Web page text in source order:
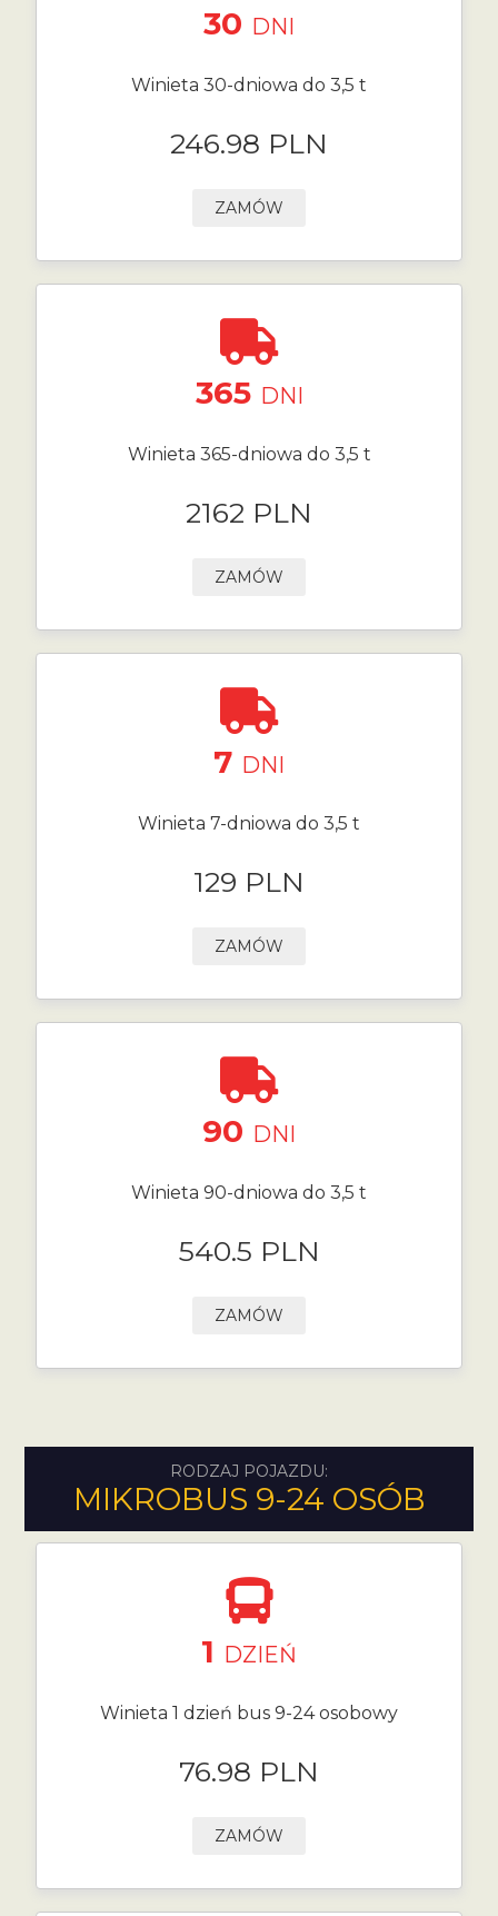
30 DNI
Winieta 30-dniowa do 3,5 t
246.98 PLN
ZAMÓW
365 DNI
Winieta 365-dniowa do 3,5 t
2162 PLN
ZAMÓW
7 DNI
Winieta 7-dniowa do 3,5 t
129 PLN
ZAMÓW
90 DNI
Winieta 90-dniowa do 3,5 t
540.5 PLN
ZAMÓW
RODZAJ POJAZDU:
MIKROBUS 9-24 OSÓB
1 DZIEŃ
Winieta 1 dzień bus 9-24 osobowy
76.98 PLN
ZAMÓW